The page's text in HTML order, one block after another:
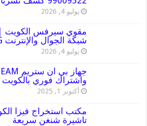
يوليو 4, 2026
مقوي سيرفس الكويت
شبكة الجوال والإنترنت 4G و5G
يوليو 4, 2026
واشتراك فوري بالكويت
أكتوبر 1, 2025
تاشيرة شنغن سريعة